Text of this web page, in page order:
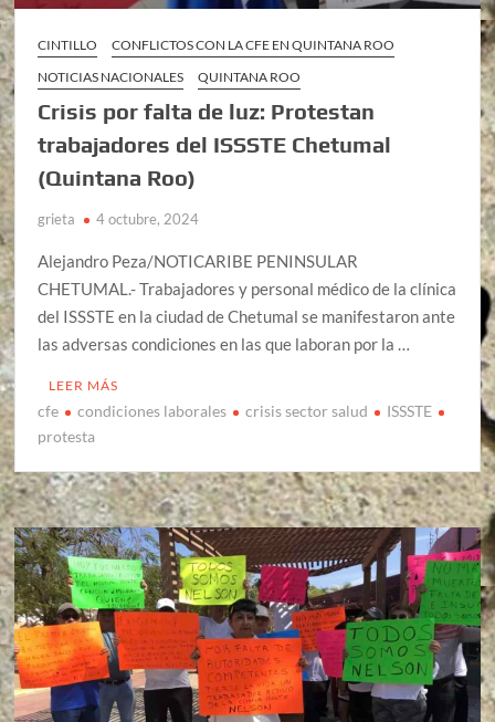
CINTILLO
CONFLICTOS CON LA CFE EN QUINTANA ROO
NOTICIAS NACIONALES
QUINTANA ROO
Crisis por falta de luz: Protestan
trabajadores del ISSSTE Chetumal
(Quintana Roo)
grieta 4 octubre, 2024
Alejandro Peza/NOTICARIBE PENINSULAR
CHETUMAL.- Trabajadores y personal médico de la clínica
del ISSSTE en la ciudad de Chetumal se manifestaron ante
las adversas condiciones en las que laboran por la …
LEER MÁS
cfe condiciones laborales crisis sector salud
ISSSTE
protesta